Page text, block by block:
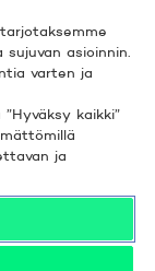
02600
asioinnin.
varten ja
kaikki”
ja